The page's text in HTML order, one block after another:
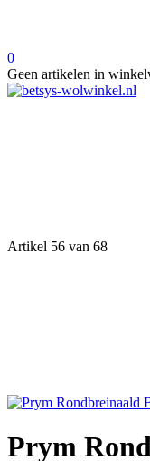
0
Geen artikelen in
Artikel 56 van 68
Prym